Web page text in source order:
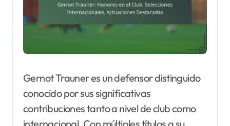
Gernot Trauner es un defensor distinguido
conocido por sus significativas
contribuciones tanto a nivel de club como